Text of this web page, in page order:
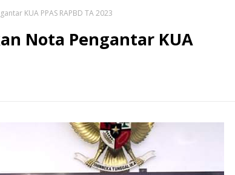
KUA PPAS RAPBD TA 2023
Nota Pengantar KUA